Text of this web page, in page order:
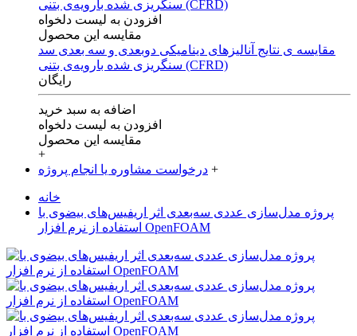
افزودن به لیست دلخواه
مقایسه این محصول
مقایسه ی‌ نتایج آنالیزهای‌ دینامیکی‌ دوبعدی‌ و‌ سه بعدی‌ سد
سنگریزی‌ شده با‌رویه‌ی‌ بتنی‌ (CFRD)
رایگان
اضافه به سبد خرید
افزودن به لیست دلخواه
مقایسه این محصول
+
درخواست مشاوره یا انجام پروژه +
خانه
پروژه مدل‌سازی عددی سه‌بعدی اثر اریفیس‌های بیضوی با
استفاده از نرم افزار OpenFOAM